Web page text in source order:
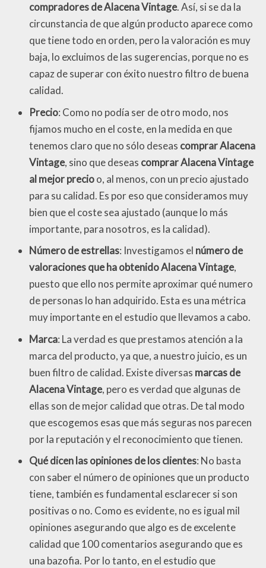
compradores de Alacena Vintage. Así, si se da la
circunstancia de que algún producto aparece como
que tiene todo en orden, pero la valoración es muy
baja, lo excluimos de las sugerencias, porque no es
capaz de superar con éxito nuestro filtro de buena
calidad.
Precio: Como no podía ser de otro modo, nos
fijamos mucho en el coste, en la medida en que
tenemos claro que no sólo deseas comprar Alacena
Vintage, sino que deseas comprar Alacena Vintage
al mejor precioo, al menos, con un precio ajustado
para su calidad. Es por eso que consideramos muy
bien que el coste sea ajustado (aunque lo más
importante, para nosotros, es la calidad).
Número de estrellas: Investigamos el número de
valoraciones que ha obtenido Alacena Vintage,
puesto que ello nos permite aproximar qué numero
de personas lo han adquirido. Esta es una métrica
muy importante en el estudio que llevamos a cabo.
Marca: La verdad es que prestamos atención a la
marca del producto, ya que, a nuestro juicio, es un
buen filtro de calidad. Existe diversas marcas de
Alacena Vintage, pero es verdad que algunas de
ellas son de mejor calidad que otras. De tal modo
que escogemos esas que más seguras nos parecen
por la reputación y el reconocimiento que tienen.
Qué dicen las opiniones de los clientes: No basta
con saber el número de opiniones que un producto
tiene, también es fundamental esclarecer si son
positivas o no. Como es evidente, no es igual mil
opiniones asegurando que algo es de excelente
calidad que 100 comentarios asegurando que es
una bazofia. Por lo tanto, en el estudio que